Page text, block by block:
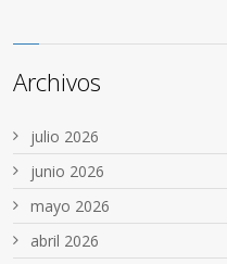
Archivos
julio 2026
junio 2026
mayo 2026
abril 2026